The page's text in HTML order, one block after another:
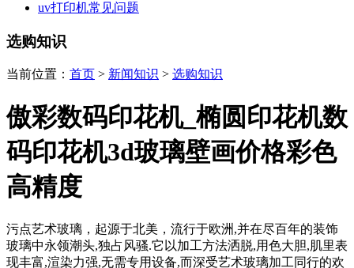
uv打印机常见问题
选购知识
当前位置： 首页 > 新闻知识 > 选购知识
傲彩数码印花机_椭圆印花机数
码印花机3d玻璃壁画价格彩色
高精度
污点艺术玻璃，起源于北美，流行于欧洲,并在尽百年的装饰
玻璃中永领潮头,独占风骚.它以加工方法洒脱,用色大胆,肌里表
现丰富,渲染力强,无需专用设备,而深受艺术玻璃加工同行的欢